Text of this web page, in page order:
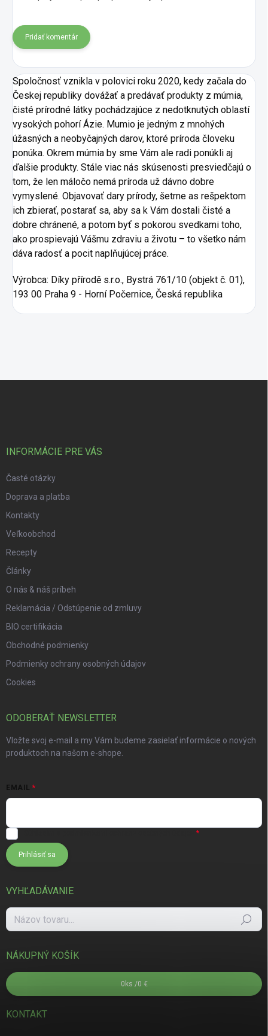
Pridať komentár
Spoločnosť vznikla v polovici roku 2020, kedy začala do
Českej republiky dovážať a predávať produkty z múmia,
čisté prírodné látky pochádzajúce z nedotknutých oblastí
vysokých pohorí Ázie. Mumio je jedným z mnohých
úžasných a neobyčajných darov, ktoré príroda človeku
ponúka. Okrem múmia by sme Vám ale radi ponúkli aj
ďalšie produkty. Stále viac nás skúsenosti presviedčajú o
tom, že len máločo nemá príroda už dávno dobre
vymyslené. Objavovať dary prírody, šetrne as rešpektom
ich zbierať, postarať sa, aby sa k Vám dostali čisté a
dobre chránené, a potom byť s pokorou svedkami toho,
ako prospievajú Vášmu zdraviu a životu – to všetko nám
dáva radosť a pocit naplňujúcej práce.
Výrobca: Díky přírodě s.r.o., Bystrá 761/10 (objekt č. 01),
193 00 Praha 9 - Horní Počernice, Česká republika
INFORMÁCIE PRE VÁS
Časté otázky
Doprava a platba
Kontakty
Veľkoobchod
Recepty
Články
O nás & náš príbeh
Reklamácia / Odstúpenie od zmluvy
BIO certifikácia
Obchodné podmienky
Podmienky ochrany osobných údajov
Cookies
ODOBERAŤ NEWSLETTER
Vložte svoj e-mail a my Vám budeme zasielať informácie o nových
produktoch na našom e-shope.
EMAIL
Prihlásiť sa
VYHĽADÁVANIE
Hľadať
NÁKUPNÝ KOŠÍK
0 ks /0 €
KONTAKT